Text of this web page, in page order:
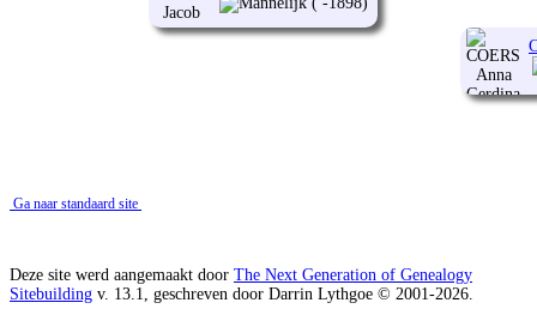
Ga naar standaard site
Deze site werd aangemaakt door The Next Generation of Genealogy
Sitebuilding v. 13.1, geschreven door Darrin Lythgoe © 2001-2026.